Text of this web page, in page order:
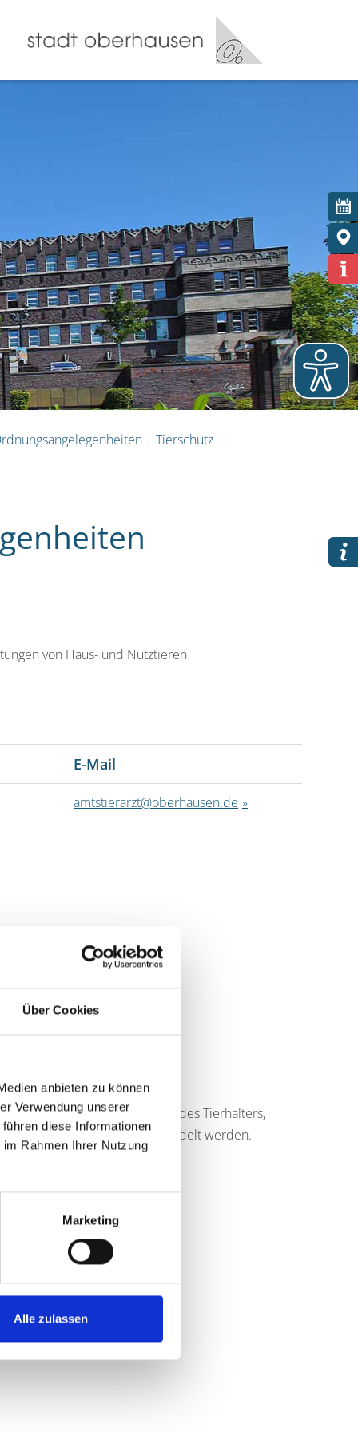
Über Cookies
anbieten zu können
Verwendung unserer
diese Informationen
Rahmen Ihrer Nutzung
Marketing
Alle zulassen
| Tierschutz
von Haus- und Nutztieren
E-Mail
amtstierarzt@oberhausen.de
Name und Anschrift des Tierhalters,
gehalten / misshandelt werden.